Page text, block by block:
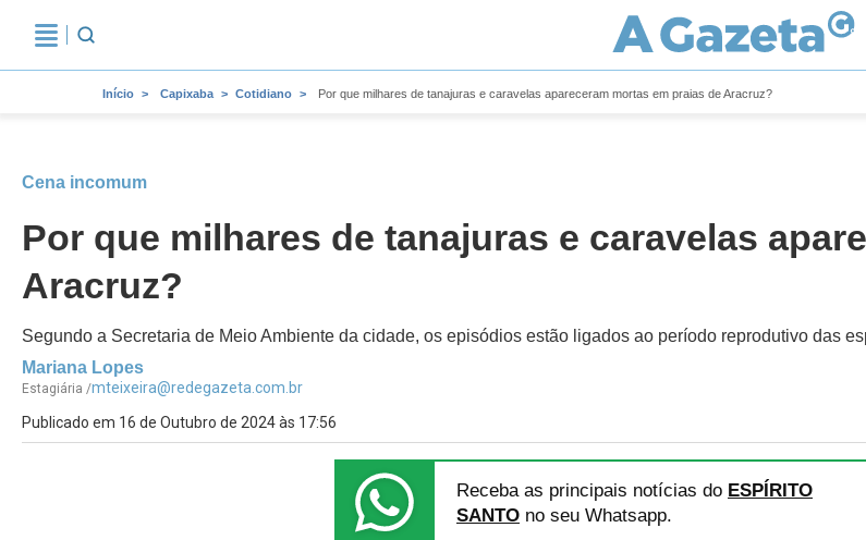
Início Capixaba Cotidiano Por que milhares de tanajuras e caravelas apareceram mortas em praias de Aracruz?
Cena incomum
Por que milhares de tanajuras e caravelas
Aracruz?
Segundo a Secretaria de Meio Ambiente da cidade, os episódios estão ligados ao período reprodutivo das
Mariana Lopes
Estagiária /mteixeira@redegazeta.com.br
Publicado em 16 de Outubro de 2024 às 17:56
Receba as principais notícias do ESPÍRITO
SANTO no seu Whatsapp.